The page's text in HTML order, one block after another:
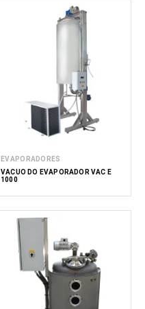
EVAPORADORES
VÁCUO DO EVAPORADOR VAC E
1000